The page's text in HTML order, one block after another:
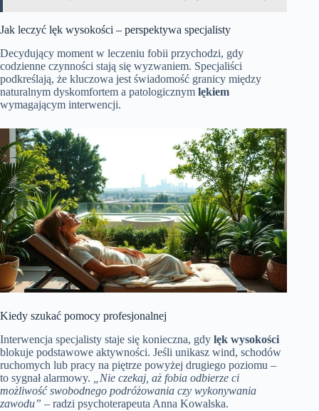
Jak leczyć lęk wysokości – perspektywa specjalisty
Decydujący moment w leczeniu fobii przychodzi, gdy
codzienne czynności stają się wyzwaniem. Specjaliści
podkreślają, że kluczowa jest świadomość granicy między
naturalnym dyskomfortem a patologicznym lękiem
wymagającym interwencji.
Kiedy szukać pomocy profesjonalnej
Interwencja specjalisty staje się konieczna, gdy lęk wysokości
blokuje podstawowe aktywności. Jeśli unikasz wind, schodów
ruchomych lub pracy na piętrze powyżej drugiego poziomu –
to sygnał alarmowy.
„Nie czekaj, aż fobia odbierze ci
możliwość swobodnego podróżowania czy wykonywania
zawodu” – radzi psychoterapeuta Anna Kowalska.